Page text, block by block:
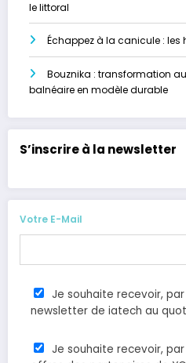
le littoral
Échappez à la canicule : les
Bouznika : transformation
balnéaire en modèle durable
S’inscrire à la newsletter
Votre E-Mail
Je souhaite recevoir,
newsletter de iatech au
Je souhaite recevoir,